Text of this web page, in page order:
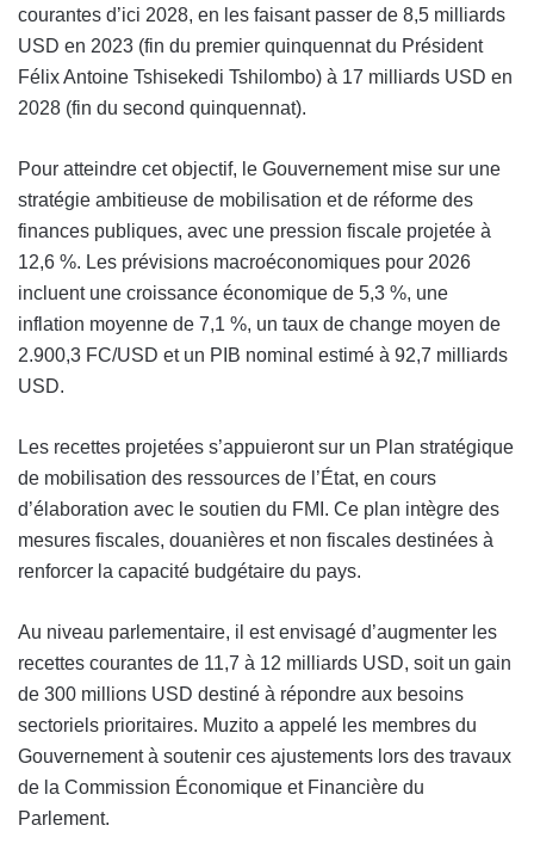
courantes d’ici 2028, en les faisant passer de 8,5 milliards
USD en 2023 (fin du premier quinquennat du Président
Félix Antoine Tshisekedi Tshilombo) à 17 milliards USD en
2028 (fin du second quinquennat).
Pour atteindre cet objectif, le Gouvernement mise sur une
stratégie ambitieuse de mobilisation et de réforme des
finances publiques, avec une pression fiscale projetée à
12,6 %. Les prévisions macroéconomiques pour 2026
incluent une croissance économique de 5,3 %, une
inflation moyenne de 7,1 %, un taux de change moyen de
2.900,3 FC/USD et un PIB nominal estimé à 92,7 milliards
USD.
Les recettes projetées s’appuieront sur un Plan stratégique
de mobilisation des ressources de l’État, en cours
d’élaboration avec le soutien du FMI. Ce plan intègre des
mesures fiscales, douanières et non fiscales destinées à
renforcer la capacité budgétaire du pays.
Au niveau parlementaire, il est envisagé d’augmenter les
recettes courantes de 11,7 à 12 milliards USD, soit un gain
de 300 millions USD destiné à répondre aux besoins
sectoriels prioritaires. Muzito a appelé les membres du
Gouvernement à soutenir ces ajustements lors des travaux
de la Commission Économique et Financière du
Parlement.